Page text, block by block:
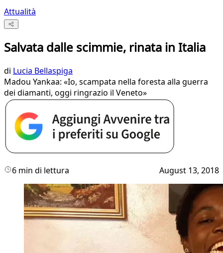
Attualità
Salvata dalle scimmie, rinata in Italia
di Lucia Bellaspiga
Madou Yankaa: «Io, scampata nella foresta alla guerra
dei diamanti, oggi ringrazio il Veneto»
6 min di lettura August 13, 2018